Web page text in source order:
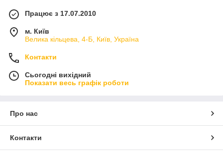
Працює з 17.07.2010
м. Київ
Велика кільцева, 4-Б, Київ, Україна
Контакти
Сьогодні вихідний
Показати весь графік роботи
Про нас
Контакти